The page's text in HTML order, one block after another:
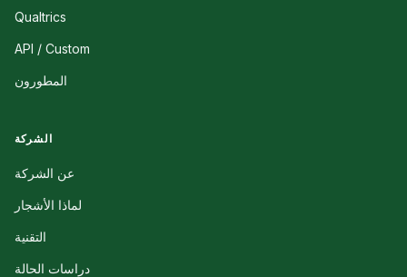
Qualtrics
API / Custom
المطورون
الشركة
عن الشركة
لماذا الأشجار
التقنية
دراسات الحالة